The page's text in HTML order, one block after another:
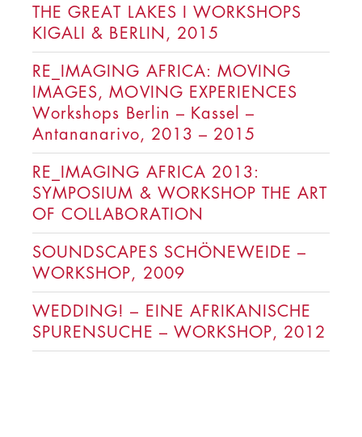
THE GREAT LAKES I WORKSHOPS
KIGALI & BERLIN, 2015
RE_IMAGING AFRICA: MOVING
IMAGES, MOVING EXPERIENCES
Workshops Berlin – Kassel –
Antananarivo, 2013 – 2015
RE_IMAGING AFRICA 2013:
SYMPOSIUM & WORKSHOP THE ART
OF COLLABORATION
SOUNDSCAPES SCHÖNEWEIDE –
WORKSHOP, 2009
WEDDING! – EINE AFRIKANISCHE
SPURENSUCHE – WORKSHOP, 2012